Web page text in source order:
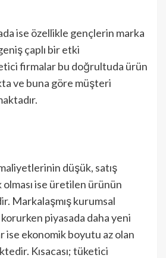
ise özellikle gençlerin marka
çaplı bir etki
firmalar bu doğrultuda ürün
ve buna göre müşteri
düşük, satış
olması ise üretilen ürünün
Markalaşmış kurumsal
piyasada daha yeni
ise ekonomik boyutu az olan
Kısacası; tüketici